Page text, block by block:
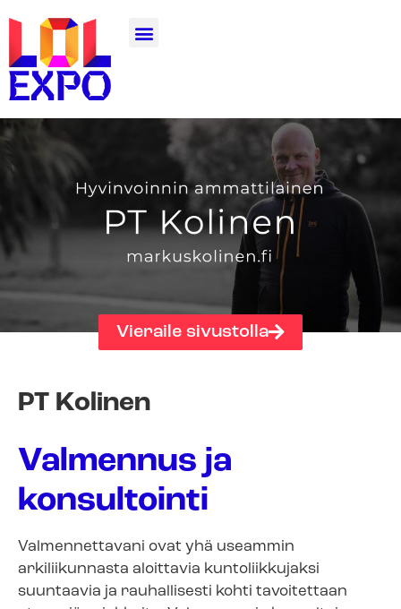
Vieraile sivustolla
PT Kolinen
Valmennus ja
konsultointi
Valmennettavani ovat yhä useammin
arkiliikunnasta aloittavia kuntoliikkujaksi
suuntaavia ja rauhallisesti kohti tavoitettaan